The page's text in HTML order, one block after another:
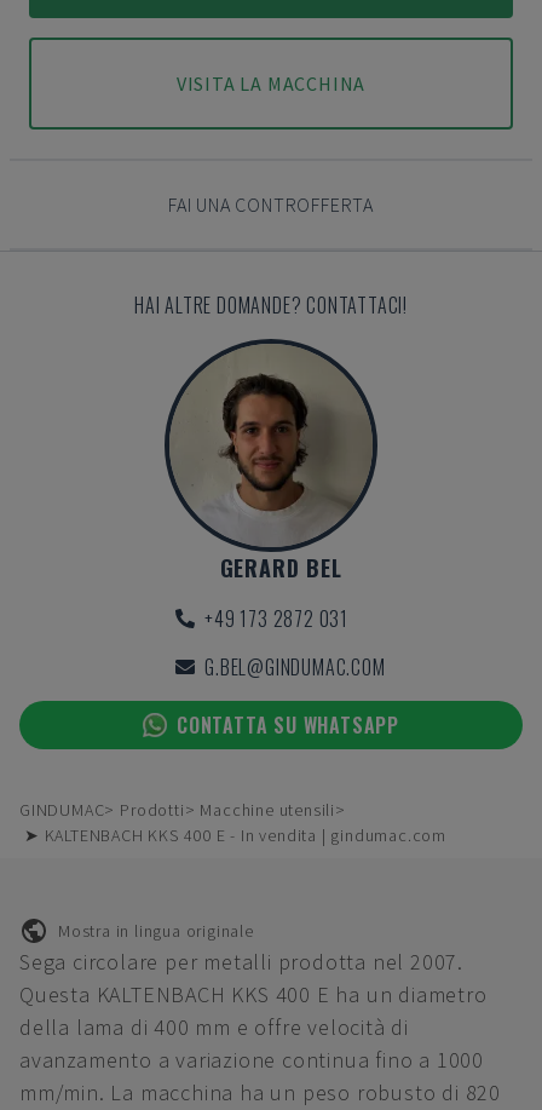
VISITA LA MACCHINA
FAI UNA CONTROFFERTA
HAI ALTRE DOMANDE? CONTATTACI!
GERARD BEL
+49 173 2872 031
G.BEL@GINDUMAC.COM
CONTATTA SU WHATSAPP
GINDUMAC Prodotti
Macchine utensili
➤ KALTENBACH KKS 400 E - In vendita | gindumac.com
Mostra in lingua originale
Sega circolare per metalli prodotta nel 2007.
Questa KALTENBACH KKS 400 E ha un diametro
della lama di 400 mm e offre velocità di
avanzamento a variazione continua fino a 1000
mm/min. La macchina ha un peso robusto di 820